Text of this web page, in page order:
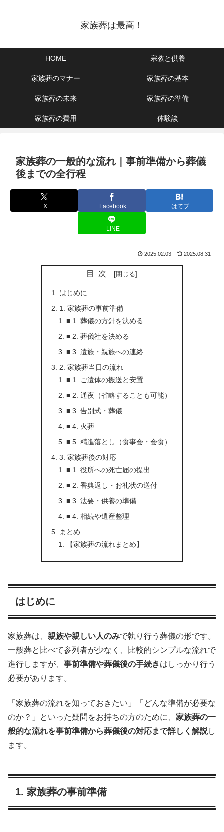
家族葬は最高！
HOME 宗教と供養
家族葬のマナー 家族葬の基本
家族葬の未来 家族葬の準備
家族葬の費用 体験談
家族葬の一般的な流れ｜事前準備から葬儀
後までの全行程
X Facebook はてブ
LINE
2025.02.03 2025.08.31
目次
はじめに
1. 家族葬の事前準備
■ 1. 葬儀の方針を決める
■ 2. 葬儀社を決める
■ 3. 遺族・親族への連絡
2. 家族葬当日の流れ
■ 1. ご遺体の搬送と安置
■ 2. 通夜（省略することも可能）
■ 3. 告別式・葬儀
■ 4. 火葬
■ 5. 精進落とし（食事会・会食）
3. 家族葬後の対応
■ 1. 役所への死亡届の提出
■ 2. 香典返し・お礼状の送付
■ 3. 法要・供養の準備
■ 4. 相続や遺産整理
まとめ
【家族葬の流れまとめ】
はじめに
家族葬は、 親族や親しい人のみで執り行う葬儀の形です。
一般葬と比べて参列者が少なく、比較的シンプルな流れで
進行しますが、 事前準備や葬儀後の手続きはしっかり行う
必要があります。
「家族葬の流れを知っておきたい」「どんな準備が必要な
のか？」といった疑問をお持ちの方のために、 家族葬の一
般的な流れを事前準備から葬儀後の対応まで詳しく解説し
ます。
1. 家族葬の事前準備